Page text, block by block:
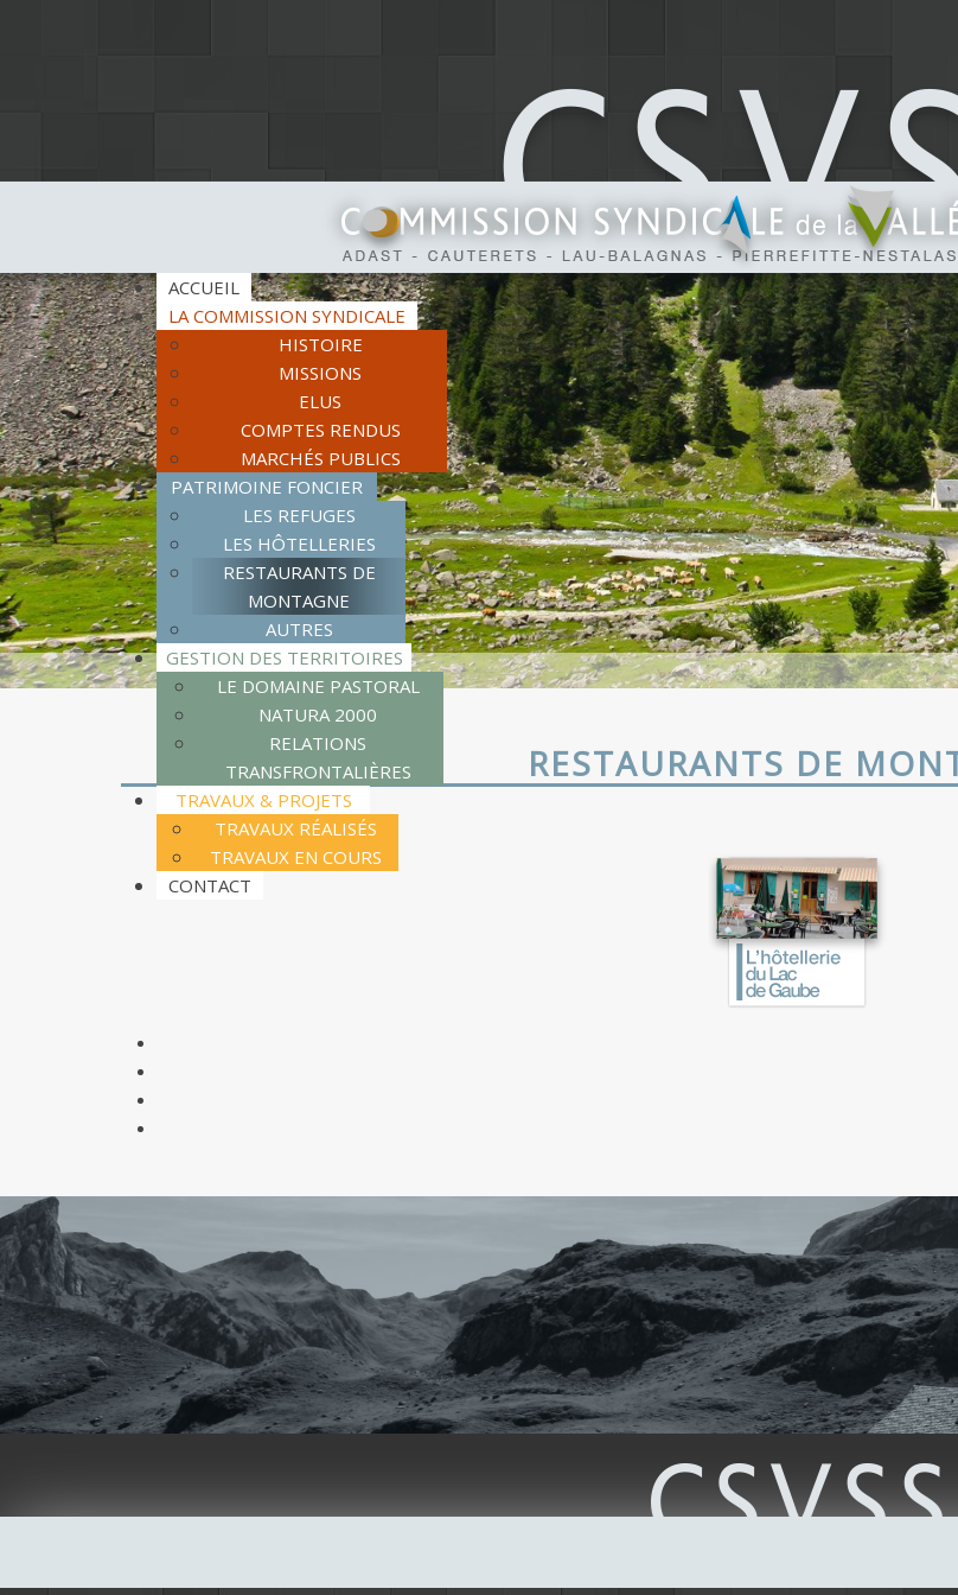
ACCUEIL
LA COMMISSION SYNDICALE
HISTOIRE
MISSIONS
ELUS
COMPTES RENDUS
MARCHÉS PUBLICS
PATRIMOINE FONCIER
LES REFUGES
LES HÔTELLERIES
RESTAURANTS DE
MONTAGNE
AUTRES
GESTION DES TERRITOIRES
LE DOMAINE PASTORAL
NATURA 2000
RELATIONS
TRANSFRONTALIÈRES
TRAVAUX & PROJETS
TRAVAUX RÉALISÉS
TRAVAUX EN COURS
CONTACT
RESTAURANTS DE